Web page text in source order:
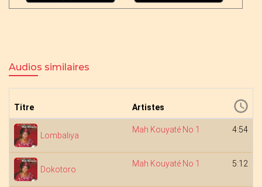
Audios similaires
Titre Artistes
Lombaliya
Mah Kouyaté No 1 4:54
Dokotoro
Mah Kouyaté No 1 5:12